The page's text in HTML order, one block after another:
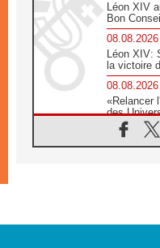
Léon XIV
Bon
08.08.2026
Léon XIV:
la victoire
08.08.2026
«Relancer
des
08.08.2026
Signis
07.08.2026